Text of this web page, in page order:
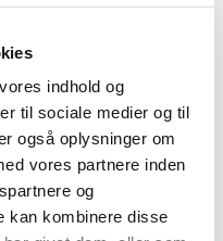
indhold og
til sociale medier og til
også oplysninger om
vores partnere inden
og
kan kombinere disse
57,20
Pinolskrue i inderring
Åben dæksel